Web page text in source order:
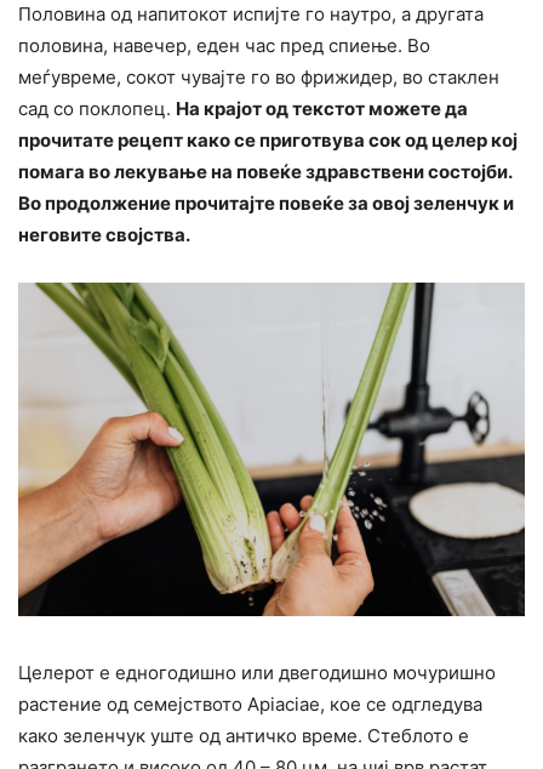
Половина од напитокот испијте го наутро, а другата
половина, навечер, еден час пред спиење. Во
меѓувреме, сокот чувајте го во фрижидер, во стаклен
сад со поклопец. На крајот од текстот можете да
прочитате рецепт како се приготвува сок од целер кој
помага во лекување на повеќе здравствени состојби.
Во продолжение прочитајте повеќе за овој зеленчук и
неговите својства.
Целерот е едногодишно или двегодишно мочуришно
растение од семејството Apiaciae, кое се одгледува
како зеленчук уште од античко време. Стеблото е